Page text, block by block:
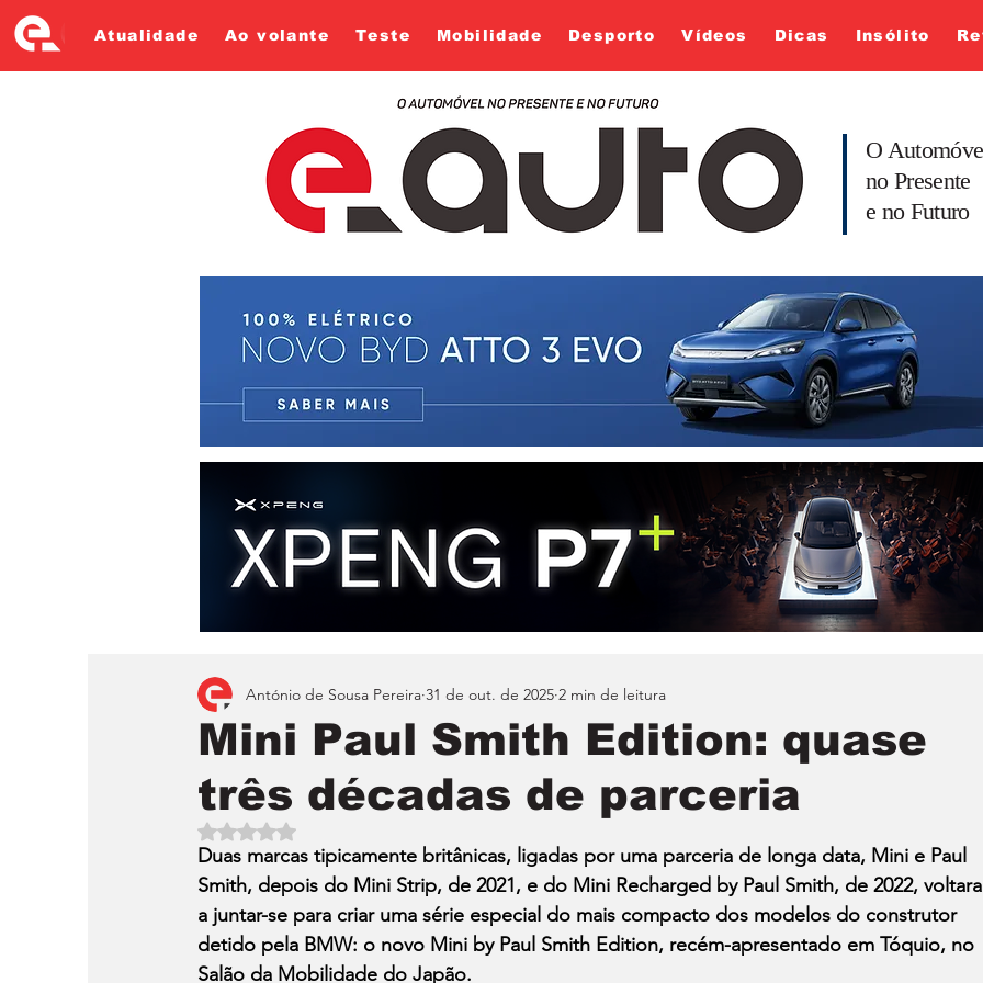
Atualidade Ao volante Teste Mobilidade Desporto Vídeos Dicas Insólito
O
no Presente
e no Futuro
Mini Paul Smith Edition: quase
três décadas de parceria
António de Sousa Pereira 31 de out. de 2025 2 min de leitura
Avaliado com NaN de 5 estrelas.
Duas marcas tipicamente britânicas, ligadas por uma parceria de longa data, Mini e Paul
Smith, depois do Mini Strip, de 2021, e do Mini Recharged by Paul Smith, de 2022,
a juntar-se para criar uma série especial do mais compacto dos modelos do construtor
detido pela BMW: o novo Mini by Paul Smith Edition, recém-apresentado em Tóquio, no
Salão da Mobilidade do Japão.